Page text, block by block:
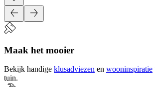
Maak het mooier
Bekijk handige klusadviezen en wooninspiratie
tuin.